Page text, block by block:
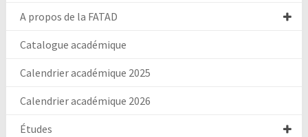
A propos de la FATAD
Catalogue académique
Calendrier académique 2025
Calendrier académique 2026
Études